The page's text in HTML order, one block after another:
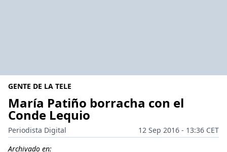
GENTE DE LA TELE
María Patiño borracha con el
Conde Lequio
Periodista Digital
12 Sep 2016 - 13:36 CET
Archivado en: